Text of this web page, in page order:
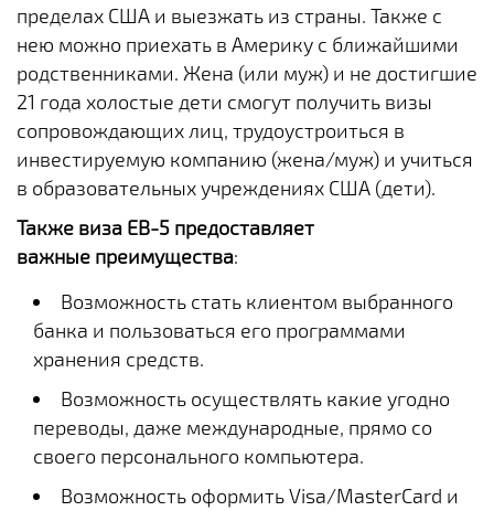
пределах США и выезжать из страны. Также с
нею можно приехать в Америку с ближайшими
родственниками. Жена (или муж) и не достигшие
21 года холостые дети смогут получить визы
сопровождающих лиц, трудоустроиться в
инвестируемую компанию (жена/муж) и учиться
в образовательных учреждениях США (дети).
Также виза EB-5 предоставляет
важные преимущества:
Возможность стать клиентом выбранного
банка и пользоваться его программами
хранения средств.
Возможность осуществлять какие угодно
переводы, даже международные, прямо со
своего персонального компьютера.
Возможность оформить Visa/MasterCard и